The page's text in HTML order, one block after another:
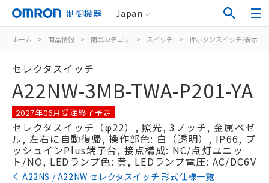
制御機器 Japan
ホーム > 商品情報 > 商品カテゴリ > スイッチ > 押ボタンスイッチ/表示灯
セレクタスイッチ
A22NW-3MB-TWA-P201-YA
2027年06月受注終了予定
セレクタスイッチ（φ22）, 照光, 3ノッチ, 金属ベゼ
ル, 左右に自動復帰, 操作部色: 白（透明）, IP66, プ
ッシュインPlus端子台, 接点構成: NC/点灯ユニッ
ト/NO, LEDランプ色: 黄, LEDランプ電圧: AC/DC6V
A22NS / A22NW セレクタスイッチ 形式仕様一覧